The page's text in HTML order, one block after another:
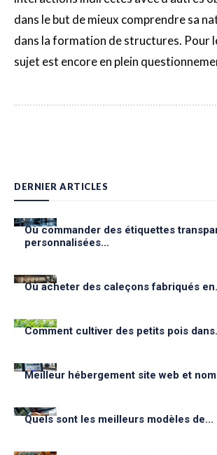
dans le but de mieux comprendre sa
dans la formation de structures. Pour
sujet est encore en plein
DERNIER ARTICLES
Où commander des étiquettes
personnalisées...
Où acheter des caleçons fabriqués
Comment cultiver des petits pois
Meilleur hébergement site web et
Quels sont les meilleurs modèles de...